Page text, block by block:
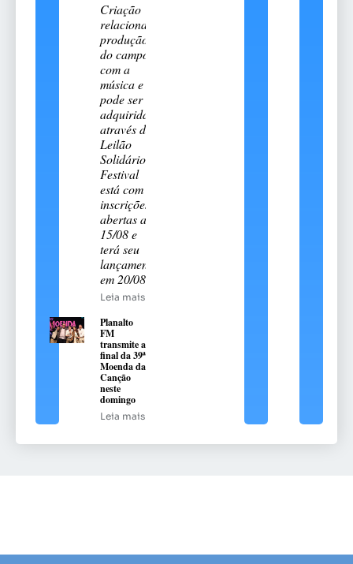
Criação
relaciona a
produção
do campo
com a
música e
pode ser
adquirida
através do
Leilão
Solidário.
Festival
está com
inscrições
abertas até
15/08 e
terá seu
lançamento
em 20/08
Leia mais
Planalto
FM
transmite a
final da 39ª
Moenda da
Canção
neste
domingo
Leia mais